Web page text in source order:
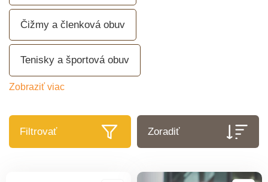
Čižmy a členková obuv
Tenisky a športová obuv
Zobraziť viac
Filtrovať Zoradiť